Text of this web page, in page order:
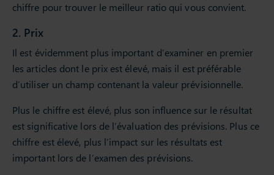
chiffre pour trouver le meilleur ratio qui vous convient.
2. Prix
Il est évidemment plus important d’examiner en premier
les articles dont le prix est élevé, mais il est préférable
d’utiliser un champ contenant la valeur prévisionnelle.
Plus le chiffre est élevé, plus son influence sur le résultat
est significative lors de l’évaluation des prévisions. Plus ce
chiffre est élevé, plus l’impact sur les résultats est
important lors de l’examen des prévisions.